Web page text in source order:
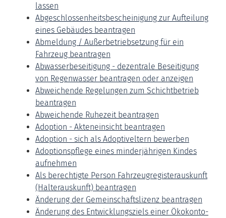
lassen
Abgeschlossenheitsbescheinigung zur Aufteilung
eines Gebäudes beantragen
Abmeldung / Außerbetriebsetzung für ein
Fahrzeug beantragen
Abwasserbeseitigung - dezentrale Beseitigung
von Regenwasser beantragen oder anzeigen
Abweichende Regelungen zum Schichtbetrieb
beantragen
Abweichende Ruhezeit beantragen
Adoption - Akteneinsicht beantragen
Adoption - sich als Adoptiveltern bewerben
Adoptionspflege eines minderjährigen Kindes
aufnehmen
Als berechtigte Person Fahrzeugregisterauskunft
(Halterauskunft) beantragen
Änderung der Gemeinschaftslizenz beantragen
Änderung des Entwicklungsziels einer Ökokonto-